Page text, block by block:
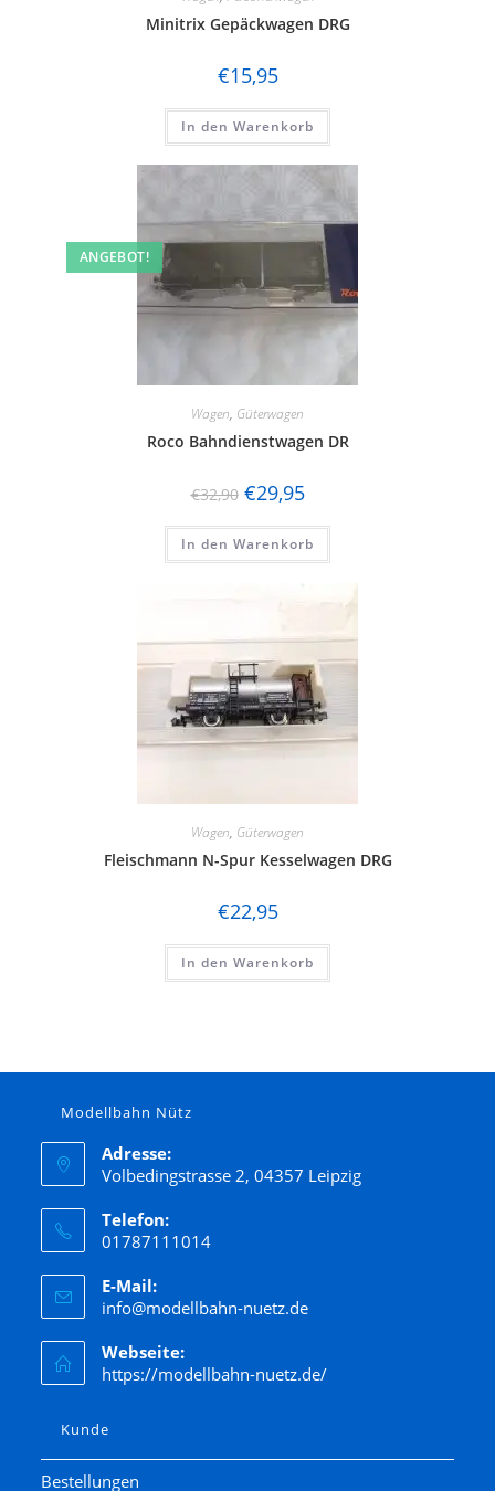
Minitrix Gepäckwagen DRG
€15,95
In den Warenkorb
ANGEBOT!
Wagen, Güterwagen
Roco Bahndienstwagen DR
€32,90 €29,95
In den Warenkorb
Wagen, Güterwagen
Fleischmann N-Spur Kesselwagen DRG
€22,95
In den Warenkorb
Modellbahn Nütz
Adresse:
Volbedingstrasse 2, 04357 Leipzig
Telefon:
01787111014
E-Mail:
info@modellbahn-nuetz.de
Webseite:
https://modellbahn-nuetz.de/
Kunde
Bestellungen